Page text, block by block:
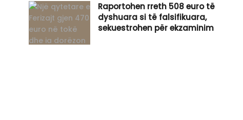
Raportohen rreth 508 euro të
dyshuara si të falsifikuara,
sekuestrohen për ekzaminim